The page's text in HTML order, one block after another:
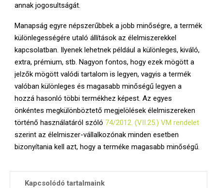
annak jogosultságát.
Manapság egyre népszerűbbek a jobb minőségre, a termék
különlegességére utaló állítások az élelmiszerekkel
kapcsolatban. Ilyenek lehetnek például a különleges, kiváló,
extra, prémium, stb. Nagyon fontos, hogy ezek mögött a
jelzők mögött valódi tartalom is legyen, vagyis a termék
valóban különleges és magasabb minőségű legyen a
hozzá hasonló többi termékhez képest. Az egyes
önkéntes megkülönböztető megjelölések élelmiszereken
történő használatáról szóló 74/2012. (VII.25.) VM rendelet
szerint az élelmiszer-vállalkozónak minden esetben
bizonyítania kell azt, hogy a terméke magasabb minőségű.
Kapcsolódó tartalmaink